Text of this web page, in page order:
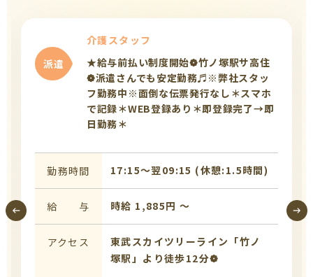
派遣
介護スタッフ
★給与前払い制度開始❁竹ノ塚駅サ高住
❁派遣さんでも安定勤務♬※弊社スタッ
フ勤務中※面倒な伝票発行なし＊スマホ
で記録＊WEB登録あり＊即登録完了→即
日勤務＊
勤務時間 17:15〜翌09:15 (休憩:1.5時間)
給 与 時給 1,885円 〜
アクセス
東武スカイツリーライン「竹ノ
塚駅」より徒歩12分❁